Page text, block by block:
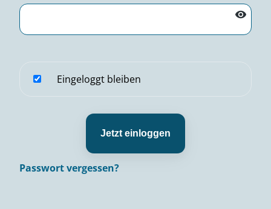
Eingeloggt bleiben
Jetzt einloggen
Passwort vergessen?